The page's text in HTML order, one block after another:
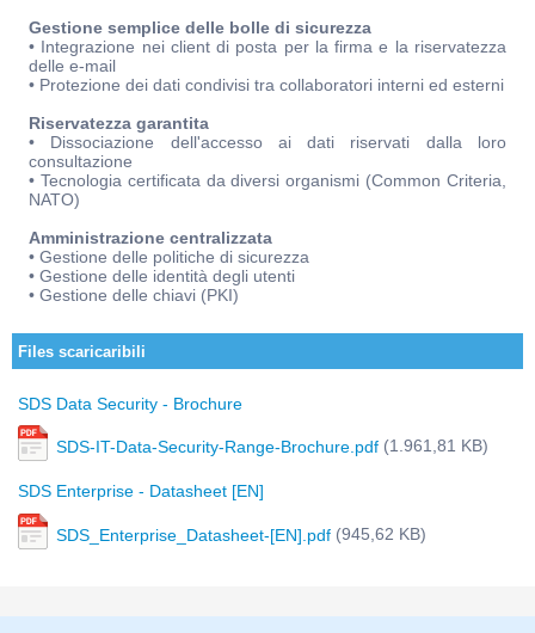
Gestione semplice delle bolle di sicurezza
• Integrazione nei client di posta per la firma e la riservatezza
delle e-mail
• Protezione dei dati condivisi tra collaboratori interni ed esterni
Riservatezza garantita
• Dissociazione dell'accesso ai dati riservati dalla loro
consultazione
• Tecnologia certificata da diversi organismi (Common Criteria,
NATO)
Amministrazione centralizzata
• Gestione delle politiche di sicurezza
• Gestione delle identità degli utenti
• Gestione delle chiavi (PKI)
Files scaricaribili
SDS Data Security - Brochure
SDS-IT-Data-Security-Range-Brochure.pdf (1.961,81 KB)
SDS Enterprise - Datasheet [EN]
SDS_Enterprise_Datasheet-[EN].pdf (945,62 KB)